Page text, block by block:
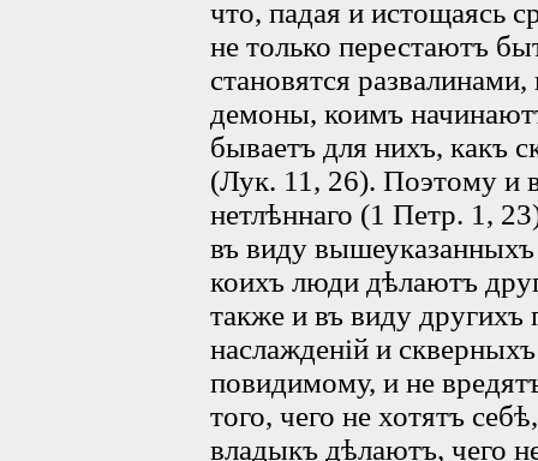
что, падая и истощаясь
не только перестаютъ
становятся
демоны, коимъ
бываетъ для нихъ, какъ
(Лук. 11, 26). Поэтому и
нетлѣннаго (1 Петр. 1,
въ виду
коихъ люди дѣлаютъ
также и въ виду
наслажденій и
повидимому, и не
того, чего не хотятъ
владыкъ дѣлаютъ, чего